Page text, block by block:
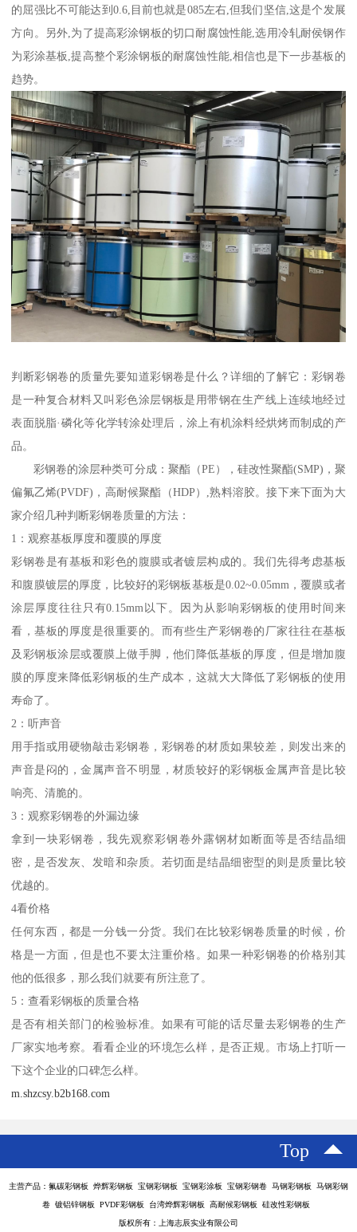
的屈强比不可能达到0.6,目前也就是085左右,但我们坚信,这是个发展
方向。另外,为了提高彩涂钢板的切口耐腐蚀性能,选用冷轧耐侯钢作
为彩涂基板,提高整个彩涂钢板的耐腐蚀性能,相信也是下一步基板的
趋势。
判断彩钢卷的质量先要知道彩钢卷是什么？详细的了解它：彩钢卷
是一种复合材料又叫彩色涂层钢板是用带钢在生产线上连续地经过
表面脱脂·磷化等化学转涂处理后，涂上有机涂料经烘烤而制成的产
品。
彩钢卷的涂层种类可分成：聚酯（PE），硅改性聚酯(SMP)，聚
偏氟乙烯(PVDF)，高耐候聚酯（HDP）,熟料溶胶。接下来下面为大
家介绍几种判断彩钢卷质量的方法：
1：观察基板厚度和覆膜的厚度
彩钢卷是有基板和彩色的腹膜或者镀层构成的。我们先得考虑基板
和腹膜镀层的厚度，比较好的彩钢板基板是0.02~0.05mm，覆膜或者
涂层厚度往往只有0.15mm以下。因为从影响彩钢板的使用时间来
看，基板的厚度是很重要的。而有些生产彩钢卷的厂家往往在基板
及彩钢板涂层或覆膜上做手脚，他们降低基板的厚度，但是增加腹
膜的厚度来降低彩钢板的生产成本，这就大大降低了彩钢板的使用
寿命了。
2：听声音
用手指或用硬物敲击彩钢卷，彩钢卷的材质如果较差，则发出来的
声音是闷的，金属声音不明显，材质较好的彩钢板金属声音是比较
响亮、清脆的。
3：观察彩钢卷的外漏边缘
拿到一块彩钢卷，我先观察彩钢卷外露钢材如断面等是否结晶细
密，是否发灰、发暗和杂质。若切面是结晶细密型的则是质量比较
优越的。
4看价格
任何东西，都是一分钱一分货。我们在比较彩钢卷质量的时候，价
格是一方面，但是也不要太注重价格。如果一种彩钢卷的价格别其
他的低很多，那么我们就要有所注意了。
5：查看彩钢板的质量合格
是否有相关部门的检验标准。如果有可能的话尽量去彩钢卷的生产
厂家实地考察。看看企业的环境怎么样，是否正规。市场上打听一
下这个企业的口碑怎么样。
m.shzcsy.b2b168.com
Top
主营产品：氟碳彩钢板 烨辉彩钢板 宝钢彩钢板 宝钢彩涂板 宝钢彩钢卷 马钢彩钢板 马钢彩钢
卷 镀铝锌钢板 PVDF彩钢板 台湾烨辉彩钢板 高耐候彩钢板 硅改性彩钢板
版权所有：上海志辰实业有限公司